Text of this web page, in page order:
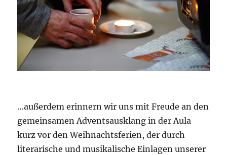
…außerdem erinnern wir uns mit Freude an den
gemeinsamen Adventsausklang in der Aula
kurz vor den Weihnachtsferien, der durch
literarische und musikalische Einlagen unserer